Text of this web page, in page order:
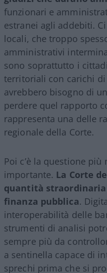
funzionari e
estranei agli addebiti.
locali, che troppo
amministrativi
sono soprattutto i
territoriali con carichi
avrebbero bisogno di
perdere quel rapporto
rappresenta una delle
regionale della Corte.
Poi c’è la questione
importante. La Corte
quantità
finanza pubblica.
interoperabilità delle
strumenti di analisi
sempre più da
a sentinella capace di
sprechi prima che si